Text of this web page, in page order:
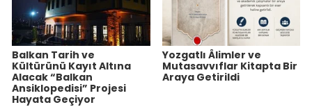
Balkan Tarih ve
Kültürünü Kayıt Altına
Alacak “Balkan
Ansiklopedisi” Projesi
Hayata Geçiyor
Yozgatlı Âlimler ve
Mutasavvıflar Kitapta Bir
Araya Getirildi